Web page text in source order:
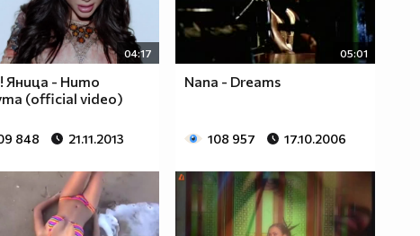
04:17
Яница - Нито
(official video)
848 21.11.2013
05:01
Nana - Dreams
108 957 17.10.2006